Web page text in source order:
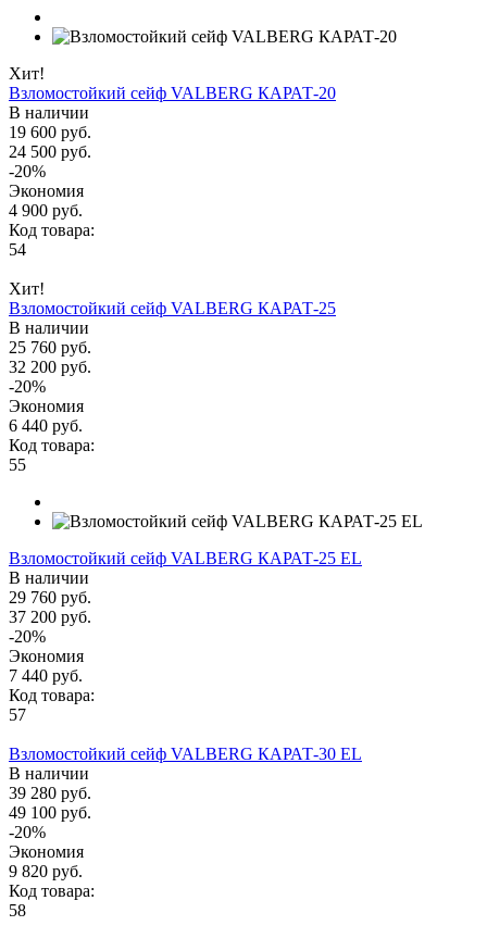
Хит!
Взломостойкий сейф VALBERG КАРАТ-20
В наличии
19 600 руб.
24 500 руб.
-20%
Экономия
4 900 руб.
Код товара:
54
Хит!
Взломостойкий сейф VALBERG КАРАТ-25
В наличии
25 760 руб.
32 200 руб.
-20%
Экономия
6 440 руб.
Код товара:
55
Взломостойкий сейф VALBERG КАРАТ-25 EL
В наличии
29 760 руб.
37 200 руб.
-20%
Экономия
7 440 руб.
Код товара:
57
Взломостойкий сейф VALBERG КАРАТ-30 EL
В наличии
39 280 руб.
49 100 руб.
-20%
Экономия
9 820 руб.
Код товара:
58